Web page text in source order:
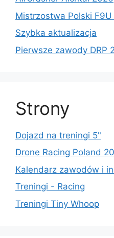
Mistrzostwa Polski
Szybka aktualizacja
Pierwsze zawody DRP
Strony
Dojazd na treningi 5"
Drone Racing Poland
Kalendarz zawodów i
Treningi - Racing
Treningi Tiny Whoop